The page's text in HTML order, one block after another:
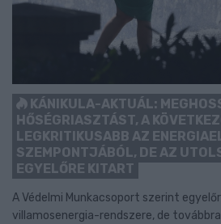
KÁNIKULA-AKTUÁL:
HŐSÉGRIASZTÁST, A
LEGKRITIKUSABB AZ
SZEMPONTJÁBÓL, DE AZ
EGYELŐRE KITART
A Védelmi Munkacsoport szerint
villamosenergia-rendszere, de